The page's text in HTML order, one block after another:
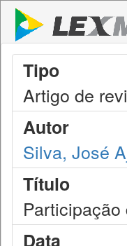
Tipo
Artigo de
Autor
Silva, José
Título
Data